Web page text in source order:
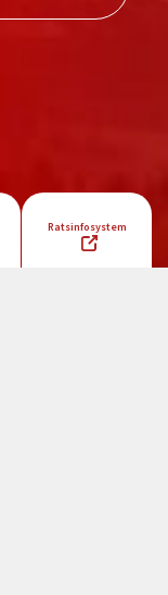
Ratsinfosystem